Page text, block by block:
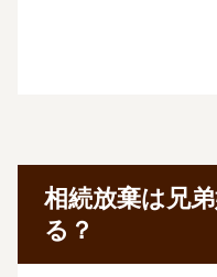
相続放棄は兄
る？